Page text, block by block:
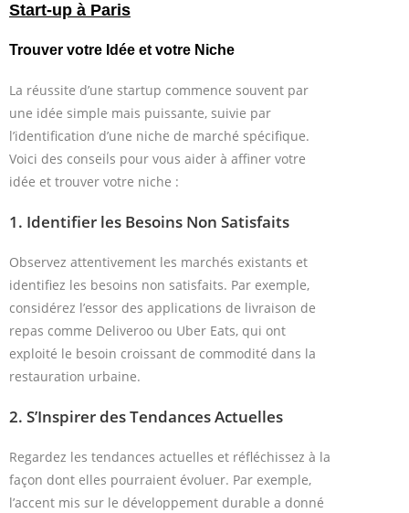
Start-up à Paris
Trouver votre Idée et votre Niche
La réussite d’une startup commence souvent par
une idée simple mais puissante, suivie par
l’identification d’une niche de marché spécifique.
Voici des conseils pour vous aider à affiner votre
idée et trouver votre niche :
1. Identifier les Besoins Non Satisfaits
Observez attentivement les marchés existants et
identifiez les besoins non satisfaits. Par exemple,
considérez l’essor des applications de livraison de
repas comme Deliveroo ou Uber Eats, qui ont
exploité le besoin croissant de commodité dans la
restauration urbaine.
2. S’Inspirer des Tendances Actuelles
Regardez les tendances actuelles et réfléchissez à la
façon dont elles pourraient évoluer. Par exemple,
l’accent mis sur le développement durable a donné